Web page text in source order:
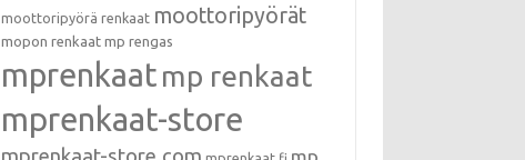
moottoripyörä renkaat moottoripyörät
mopon renkaat mp rengas
mprenkaat mp renkaat
mprenkaat-store